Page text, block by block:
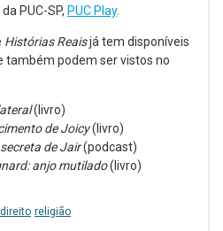
PUC-SP, PUC Play.
Histórias Reaisjá tem disponíveis
também podem ser vistos no
(livro)
de Joicy(livro)
de Jair(podcast)
anjo mutilado(livro)
direito religião